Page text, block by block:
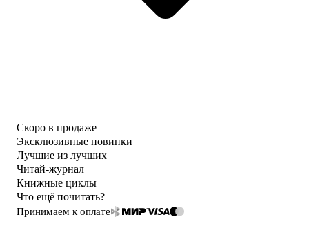
Скоро в продаже
Эксклюзивные новинки
Лучшие из лучших
Читай-журнал
Книжные циклы
Что ещё почитать?
Принимаем к оплате